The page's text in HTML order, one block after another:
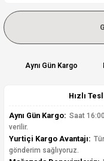
Aynı Gün Kargo
Hızlı
Aynı Gün Kargo: Saat
verilir.
Yurtiçi Kargo Avantajı:
gönderim sağlıyoruz.